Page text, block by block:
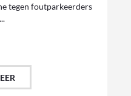
tegen foutparkeerders